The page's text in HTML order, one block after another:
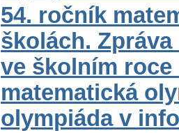
54. ročník
školách.
ve školním roce
matematická
olympiáda v